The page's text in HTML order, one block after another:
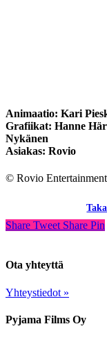
Animaatio: Kari
Grafiikat: Hanne
Nykänen
Asiakas: Rovio
© Rovio
Share Tweet Share Pin
Ota yhteyttä
Yhteystiedot »
Pyjama Films Oy